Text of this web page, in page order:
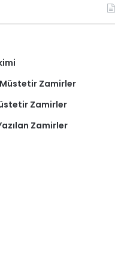
Zamirler
Zamirler
Zamirler